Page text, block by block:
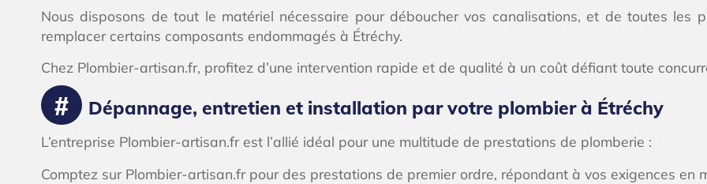
Nous disposons de tout le matériel nécessaire pour déboucher vos canalisations, et de toutes les
remplacer certains composants endommagés à Étréchy.
Chez Plombier-artisan.fr, profitez d’une intervention rapide et de qualité à un coût défiant toute
Dépannage, entretien et installation par votre plombier à Étréchy
L’entreprise Plombier-artisan.fr est l’allié idéal pour une multitude de prestations de plomberie :
Comptez sur Plombier-artisan.fr pour des prestations de premier ordre, répondant à vos exigences en